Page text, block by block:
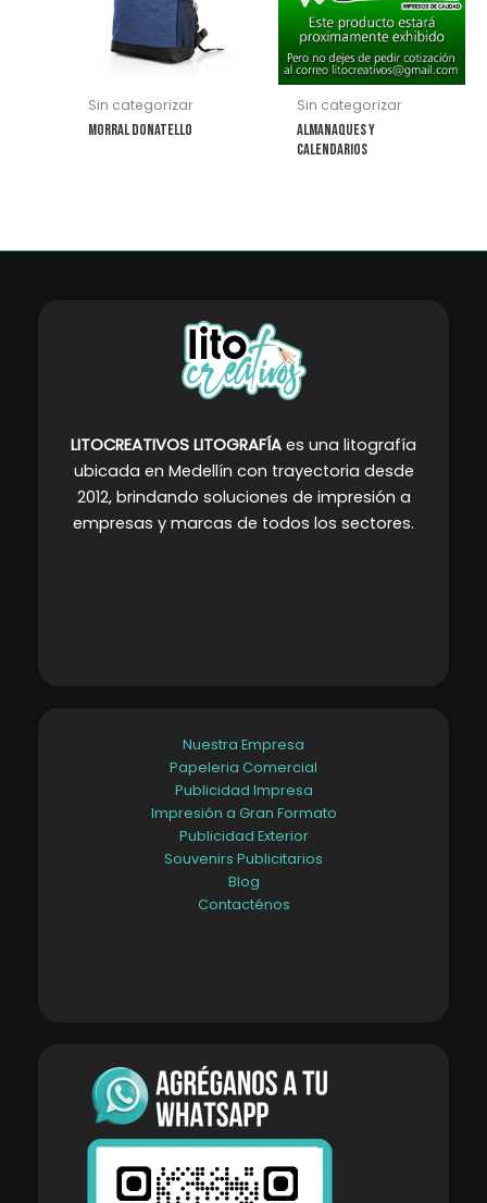
Sin categorizar
Morral Donatello
variantes.
Las
opciones
pueden
de
Sin categorizar
Almanaques y
Calendarios
LITOCREATIVOS LITOGRAFÍA es una litografía
ubicada en Medellín con trayectoria desde
2012, brindando soluciones de impresión a
empresas y marcas de todos los sectores.
Nuestra Empresa
Papeleria Comercial
Publicidad Impresa
Impresión a Gran Formato
Publicidad Exterior
Souvenirs Publicitarios
Blog
Contacténos